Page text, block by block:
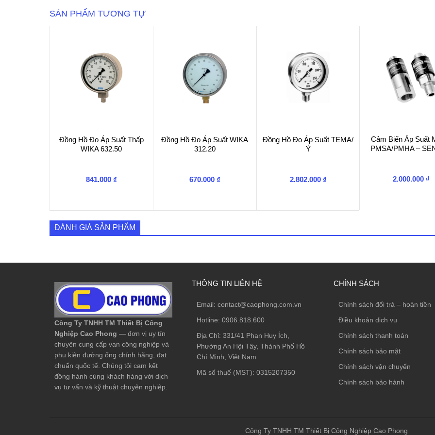
lượng
SẢN PHẨM TƯƠNG TỰ
Đồng Hồ Đo Áp Suất Thấp
WIKA 632.50
841.000 ₫
Đồng Hồ Đo Áp Suất WIKA
312.20
670.000 ₫
Đồng Hồ Đo Áp Suất TEMA/
Ý
2.802.000 ₫
Cảm Biến Áp Suất
PMSA/PMHA –
2.000.000 ₫
ĐÁNH GIÁ SẢN PHẨM
Công Ty TNHH TM Thiết Bị Công
Nghiệp Cao Phong — đơn vị uy tín
chuyên cung cấp van công nghiệp và
phụ kiện đường ống chính hãng, đạt
chuẩn quốc tế. Chúng tôi cam kết
đồng hành cùng khách hàng với dịch
vụ tư vấn và kỹ thuật chuyên nghiệp.
THÔNG TIN LIÊN HỆ
Email: contact@caophong.com.vn
Hotline: 0906.818.600
Địa Chỉ: 331/41 Phan Huy Ích,
Phường An Hội Tây, Thành Phố Hồ
Chí Minh, Việt Nam
Mã số thuế (MST): 0315207350
CHÍNH SÁCH
Chính sách đổi trả – hoàn tiền
Điều khoản dịch vụ
Chính sách thanh toán
Chính sách bảo mật
Chính sách vận chuyển
Chính sách bảo hành
Công Ty TNHH TM Thiết Bị Công Nghiệp Cao Phong